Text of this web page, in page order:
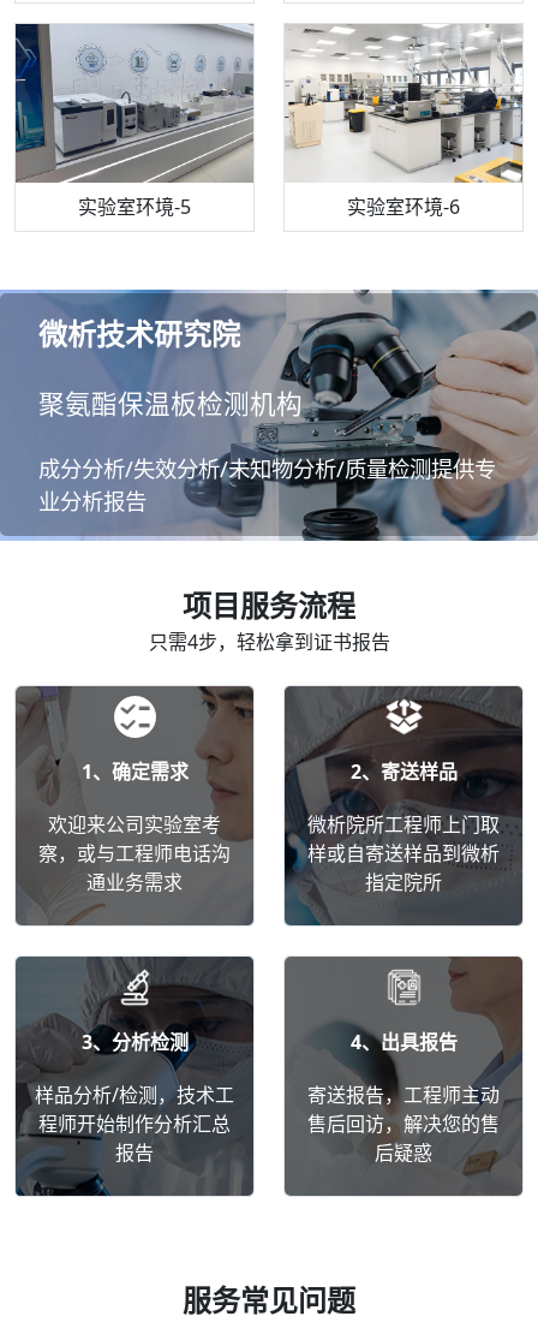
实验室环境-5 实验室环境-6
机构质检技术员-5 机构质检技术员-6
气相色谱仪 万能力学试验仪
微析技术研究院
聚氨酯保温板检测机构
成分分析/失效分析/未知物分析/质量检测提供专
业分析报告
项目服务流程
只需4步，轻松拿到证书报告
1、确定需求
欢迎来公司实验室考
察，或与工程师电话沟
通业务需求
2、寄送样品
微析院所工程师上门取
样或自寄送样品到微析
指定院所
3、分析检测
样品分析/检测，技术工
程师开始制作分析汇总
报告
4、出具报告
寄送报告，工程师主动
售后回访，解决您的售
后疑惑
服务常见问题